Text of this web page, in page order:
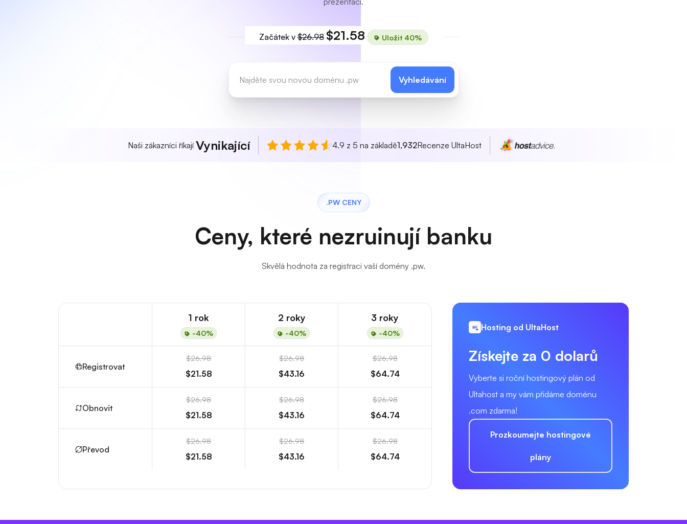
Začátek v$26.98 $21.58 Uložit 40%
Vyhledávání
Naši zákazníci říkají Vynikající 4.9 z 5 na základě1,932Recenze UltaHost
.PW CENY
Ceny, které nezruinují banku
Skvělá hodnota za registraci vaší domény .pw.
1 rok
-40%
2 roky
-40%
3 roky
-40%
Registrovat
$26.98
$21.58
$26.98
$43.16
$26.98
$64.74
Obnovit
$26.98
$21.58
$26.98
$43.16
$26.98
$64.74
Převod
$26.98
$21.58
$26.98
$43.16
$26.98
$64.74
Hosting od UltaHost
Získejte za 0 dolarů
Vyberte si roční hostingový plán od
Ultahost a my vám přidáme doménu
.com zdarma!
Prozkoumejte hostingové
plány